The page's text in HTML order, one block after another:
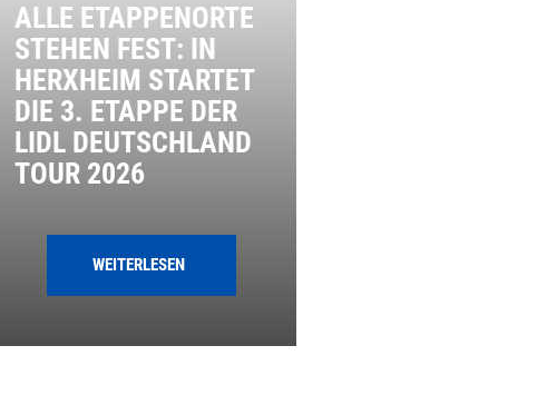
ALLE ETAPPENORTE
STEHEN FEST: IN
HERXHEIM STARTET
DIE 3. ETAPPE DER
LIDL DEUTSCHLAND
TOUR 2026
WEITERLESEN